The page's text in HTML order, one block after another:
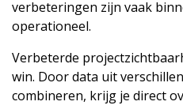
verbeteringen zijn vaak
operationeel.
Verbeterde
win. Door data uit
combineren, krijg je direct